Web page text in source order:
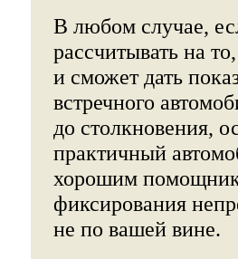
В любом случае,
рассчитывать на
и сможет дать
встречного
до столкновения,
практичный
хорошим
фиксирования
не по вашей вине.